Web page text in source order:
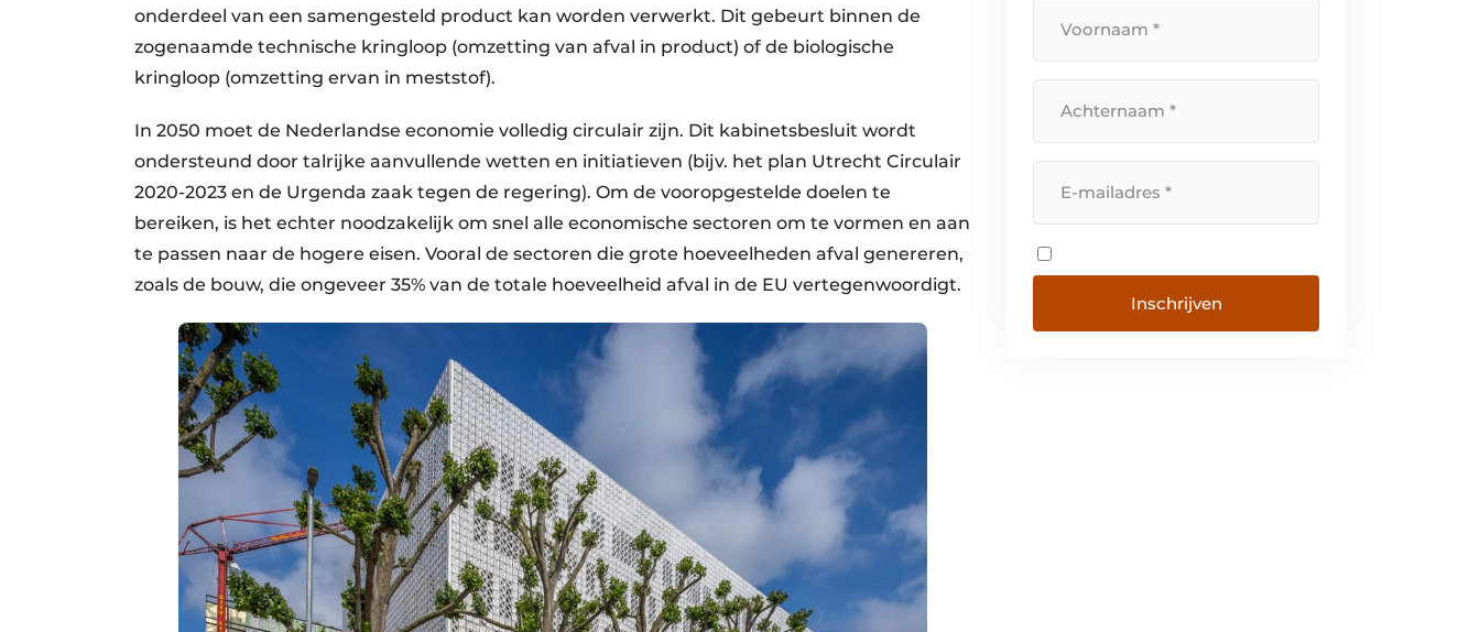
onderdeel van een samengesteld product kan worden verwerkt. Dit gebeurt binnen de
zogenaamde technische kringloop (omzetting van afval in product) of de biologische
kringloop (omzetting ervan in meststof).
In 2050 moet de Nederlandse economie volledig circulair zijn. Dit kabinetsbesluit wordt
ondersteund door talrijke aanvullende wetten en initiatieven (bijv. het plan Utrecht Circulair
2020-2023 en de Urgenda zaak tegen de regering). Om de vooropgestelde doelen te
bereiken, is het echter noodzakelijk om snel alle economische sectoren om te vormen en aan
te passen naar de hogere eisen. Vooral de sectoren die grote hoeveelheden afval genereren,
zoals de bouw, die ongeveer 35% van de totale hoeveelheid afval in de EU vertegenwoordigt.